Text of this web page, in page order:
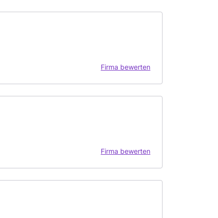
Firma bewerten
Firma bewerten